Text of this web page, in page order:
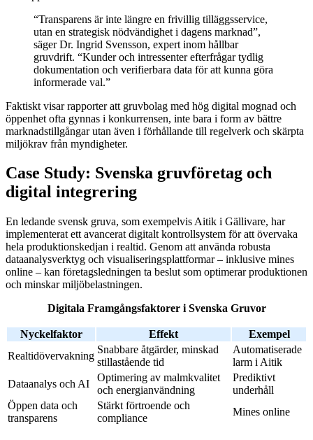
“Transparens är inte längre en frivillig tilläggsservice,
utan en strategisk nödvändighet i dagens marknad”,
säger Dr. Ingrid Svensson, expert inom hållbar
gruvdrift. “Kunder och intressenter efterfrågar tydlig
dokumentation och verifierbara data för att kunna göra
informerade val.”
Faktiskt visar rapporter att gruvbolag med hög digital mognad och
öppenhet ofta gynnas i konkurrensen, inte bara i form av bättre
marknadstillgångar utan även i förhållande till regelverk och skärpta
miljökrav från myndigheter.
Case Study: Svenska gruvföretag och
digital integrering
En ledande svensk gruva, som exempelvis Aitik i Gällivare, har
implementerat ett avancerat digitalt kontrollsystem för att övervaka
hela produktionskedjan i realtid. Genom att använda robusta
dataanalysverktyg och visualiseringsplattformar – inklusive mines
online – kan företagsledningen ta beslut som optimerar produktionen
och minskar miljöbelastningen.
Digitala Framgångsfaktorer i Svenska Gruvor
Nyckelfaktor Effekt
Exempel
Realtidövervakning
Snabbare åtgärder, minskad
stillastående tid
Automatiserade
larm i Aitik
Dataanalys och AI
Optimering av malmkvalitet
och energianvändning
Prediktivt
underhåll
Öppen data och
transparens
Stärkt förtroende och
compliance
Mines online